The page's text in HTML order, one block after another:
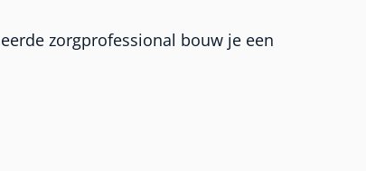
zorgprofessional bouw je een